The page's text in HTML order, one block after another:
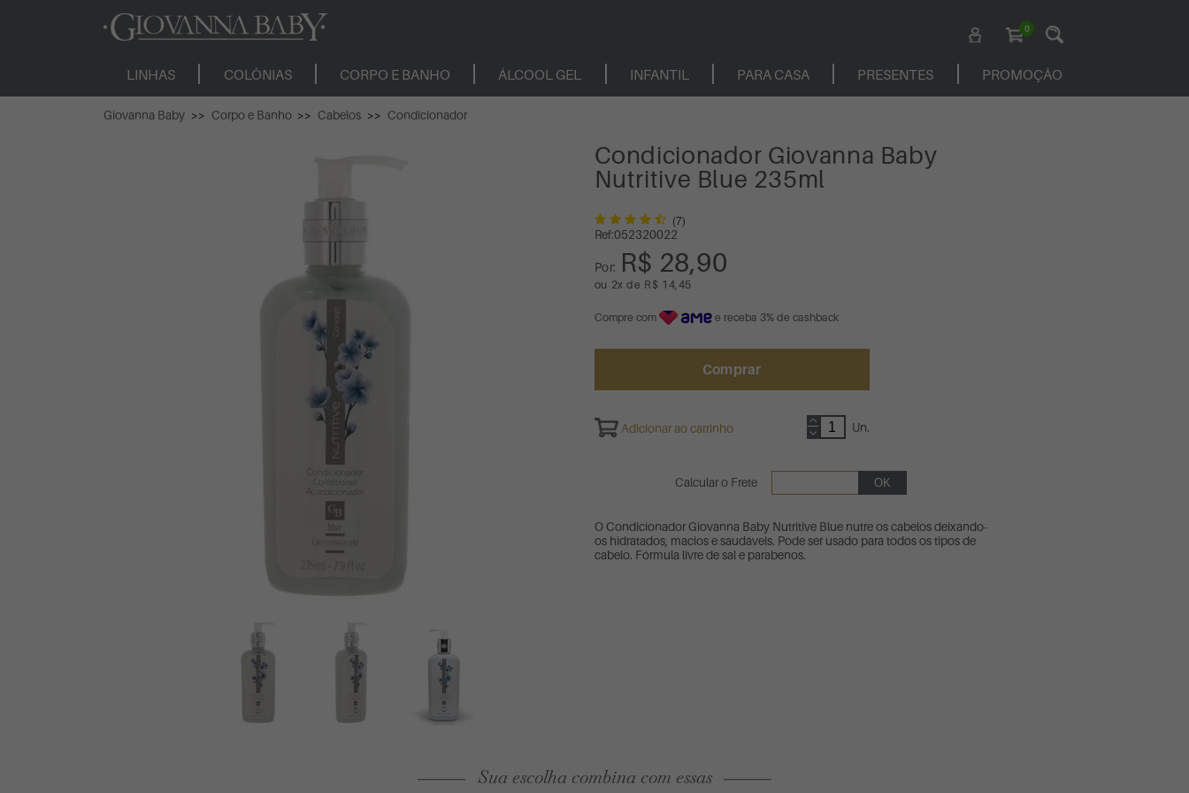
0
LINHAS COLÔNIAS CORPO E BANHO ÁLCOOL GEL INFANTIL PARA CASA PRESENTES PROMOÇÃO
Giovanna Baby Corpo e Banho Cabelos Condicionador
Condicionador Giovanna Baby
Nutritive Blue 235ml
(7)
Ref:052320022
Por: R$ 28,90
ou 2x de R$ 14,45
Compre com e receba 3% de cashback
Comprar
Un.
Adicionar ao carrinho
Calcular o Frete
O Condicionador Giovanna Baby Nutritive Blue nutre os cabelos deixando-
os hidratados, macios e saudáveis. Pode ser usado para todos os tipos de
cabelo. Fórmula livre de sal e parabenos.
Sua escolha combina com essas